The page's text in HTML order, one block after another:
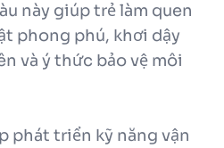
này giúp trẻ làm quen
phong phú, khơi dậy
và ý thức bảo vệ môi
phát triển kỹ năng vận